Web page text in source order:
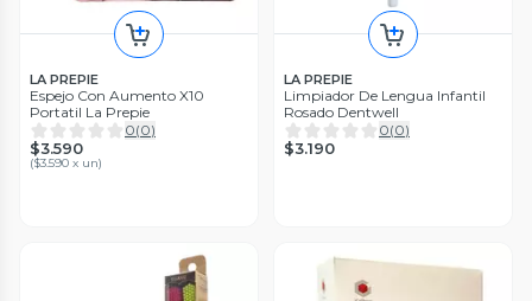
LA PREPIE
Espejo Con Aumento X10
Portatil La Prepie
0(0)
$3.590
($3.590 x un)
LA PREPIE
Limpiador De Lengua Infantil
Rosado Dentwell
0(0)
$3.190